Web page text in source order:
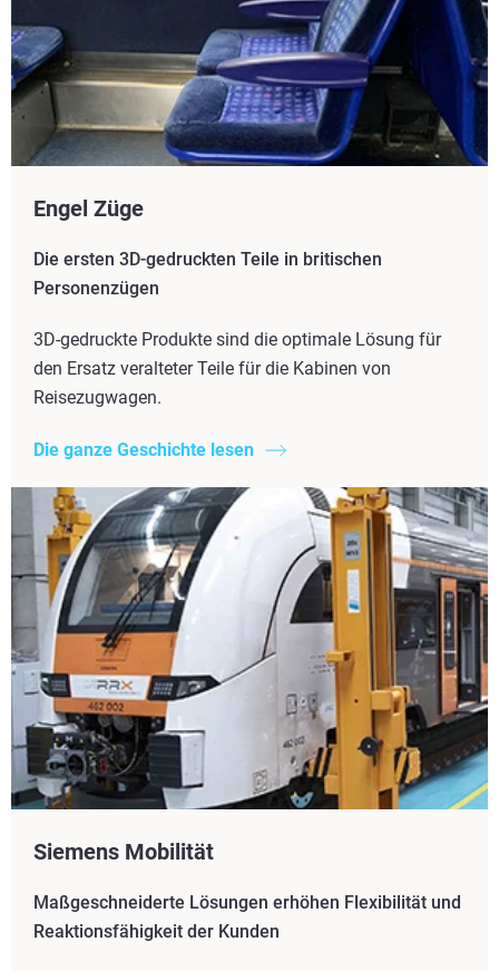
Engel Züge
Die ersten 3D-gedruckten Teile in britischen
Personenzügen
3D-gedruckte Produkte sind die optimale Lösung für
den Ersatz veralteter Teile für die Kabinen von
Reisezugwagen.
Die ganze Geschichte lesen
Siemens Mobilität
Maßgeschneiderte Lösungen erhöhen Flexibilität und
Reaktionsfähigkeit der Kunden